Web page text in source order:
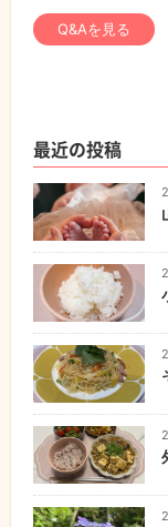
Q&Aを見る
最近の投稿